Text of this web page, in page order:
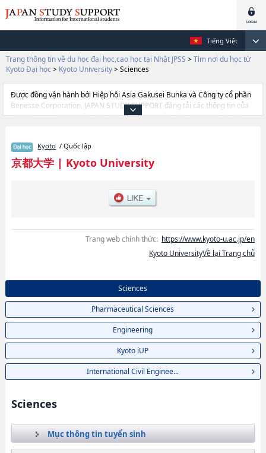
Tiếng Việt
Trang thông tin về du học đại học,cao học tại Nhật JPSS > Tìm nơi du học từ
Kyoto Đại học > Kyoto University> Sciences
Được đồng vận hành bởi Hiệp hội Asia Gakusei Bunka và Công ty cổ phần
Benesse Corporation, JAPAN STUDY SUPPORT đăng tải các thông tin của
khoảng 1.300 trường đại học, cao học, trường đại học ngắn hạn, trường
thiết dành cho du học sinh, như là về các Ngành ScienceshoặcNgành
Pharmaceutical ScienceshoặcNgành EngineeringhoặcNgành Kyoto
iUPhoặcNgành International Civil Engineering Program, thông tin về từng
lượng trúng tuyển, cở sở trang thiết bị, hướng dẫn địa điểm v.v...
Kyoto / Quốc lập
京都大学| Kyoto University
Trang web chính thức: https://www.kyoto-u.ac.jp/en
Kyoto UniversityVề lại Trang chủ
Sciences
Pharmaceutical Sciences
Engineering
Kyoto iUP
International Civil Enginee...
Sciences
Mục thông tin tuyển sinh